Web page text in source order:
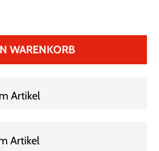
WARENKORB
Artikel
Artikel